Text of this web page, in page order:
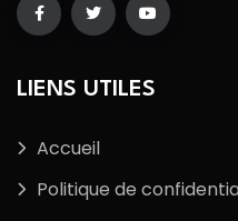
LIENS UTILES
Accueil
Politique de